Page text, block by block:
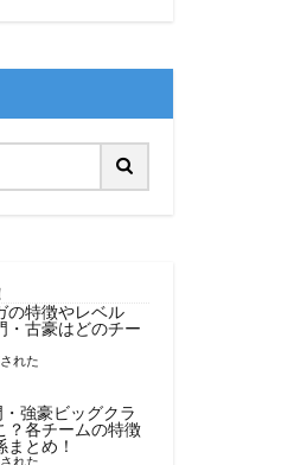
の特徴やレベル
・古豪はどのチー
れた
強豪ビッグクラ
？各チームの特徴
とめ！
れた